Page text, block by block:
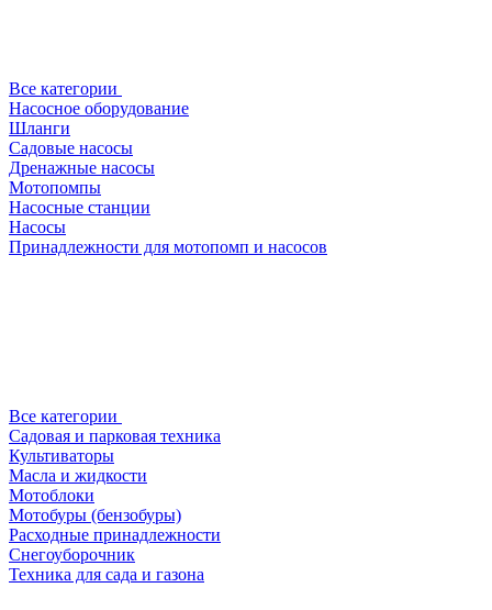
Все категории
Насосное оборудование
Шланги
Садовые насосы
Дренажные насосы
Мотопомпы
Насосные станции
Насосы
Принадлежности для мотопомп и насосов
Все категории
Садовая и парковая техника
Культиваторы
Масла и жидкости
Мотоблоки
Мотобуры (бензобуры)
Расходные принадлежности
Снегоуборочник
Техника для сада и газона